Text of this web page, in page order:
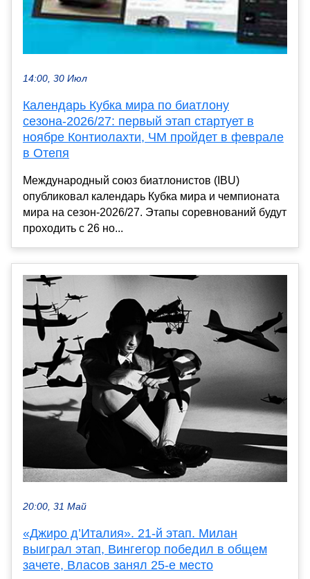
14:00, 30 Июл
Календарь Кубка мира по биатлону
сезона-2026/27: первый этап стартует в
ноябре Контиолахти, ЧМ пройдет в феврале
в Отепя
Международный союз биатлонистов (IBU)
опубликовал календарь Кубка мира и чемпионата
мира на сезон-2026/27. Этапы соревнований будут
проходить с 26 но...
20:00, 31 Май
«Джиро д’Италия». 21-й этап. Милан
выиграл этап, Вингегор победил в общем
зачете, Власов занял 25-е место